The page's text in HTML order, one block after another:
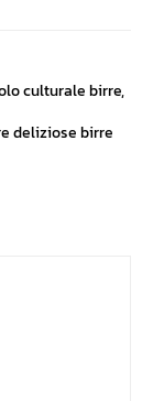
culturale birre,
deliziose birre